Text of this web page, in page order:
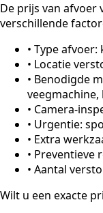
De prijs van afvoer
verschillende
• Type afvoer:
• Locatie
• Benodigde
• Camera-
• Urgentie:
• Extra
• Preventieve
• Aantal
Wilt u een exacte